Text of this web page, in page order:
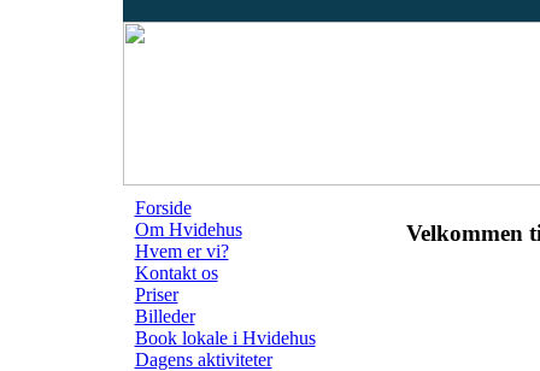
Forside
Om Hvidehus
Hvem er vi?
Kontakt os
Priser
Billeder
Book lokale i Hvidehus
Dagens aktiviteter
Velkommen